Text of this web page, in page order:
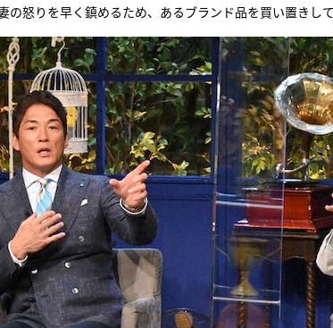
の怒りを早く鎮めるため、あるブランド品を買い置きし